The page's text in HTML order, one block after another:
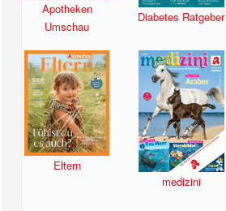
Apotheken
Umschau
Diabetes Ratgeber
Eltern
medizini